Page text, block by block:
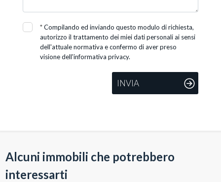
*Compilando ed inviando questo modulo di richiesta,
autorizzo il trattamento dei miei dati personali ai sensi
dell'attuale normativa e confermo di aver preso
visione dell'informativa privacy.
INVIA
Alcuni immobili che potrebbero
interessarti